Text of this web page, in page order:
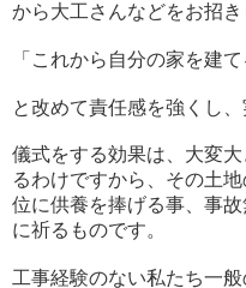
から大工さんなどをお招
「これから自分の家を建て
と改めて責任感を強くし
儀式をする効果は、大変
るわけですから、その土
位に供養を捧げる事、事
に祈るものです。
工事経験のない私たち一